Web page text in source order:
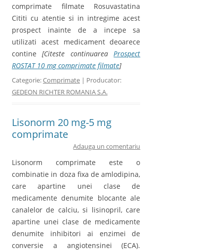
comprimate filmate Rosuvastatina
Cititi cu atentie si in intregime acest
prospect inainte de a incepe sa
utilizati acest medicament deoarece
contine[Citeste continuareaProspect
ROSTAT 10 mg comprimate filmate]
Categorie:Comprimate | Producator:
GEDEON RICHTER ROMANIA S.A.
Lisonorm 20 mg-5 mg
comprimate
Adauga un comentariu
Lisonorm comprimate este o
combinatie in doza fixa de amlodipina,
care apartine unei clase de
medicamente denumite blocante ale
canalelor de calciu, si lisinopril, care
apartine unei clase de medicamente
denumite inhibitori ai enzimei de
conversie a angiotensinei (ECA).